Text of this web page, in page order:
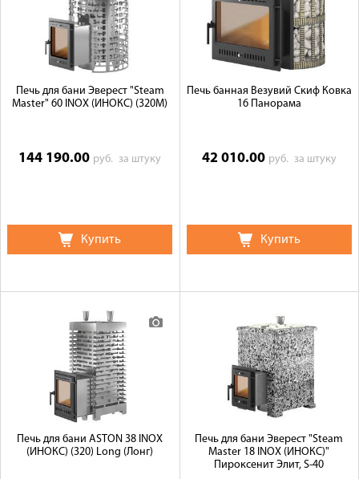
Печь для бани Эверест "Steam
Master" 60 INOX (ИНОКС) (320M)
144 190.00 руб.за штуку
Купить
Печь банная Везувий Скиф Ковка
16 Панорама
42 010.00 руб. за штуку
Купить
Печь для бани ASTON 38 INOX
(ИНОКС) (320) Long (Лонг)
Печь для бани Эверест "Steam
Master 18 INOX (ИНОКС)"
Пироксенит Элит, S-40